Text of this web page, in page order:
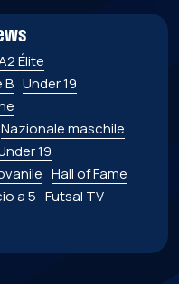
Élite
B Under 19
Nazionale maschile
19
Hall of Fame
a 5 Futsal TV